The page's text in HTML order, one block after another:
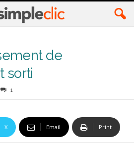
de
sorti
1
X Email Print